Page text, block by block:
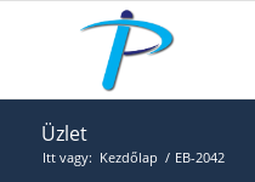
Üzlet
Itt vagy: Kezdőlap / EB-2042